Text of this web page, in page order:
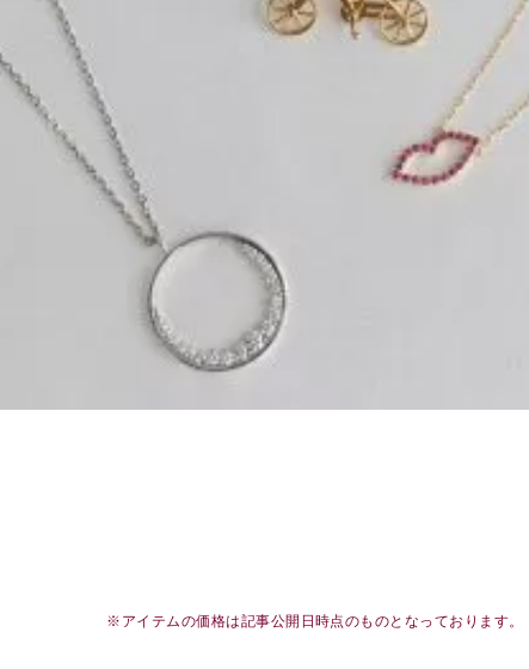
※アイテムの価格は記事公開日時点のものとなっております。